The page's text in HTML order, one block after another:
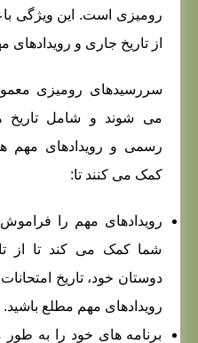
رومیزی است. این ویژگی
از تاریخ جاری و رویدادهای
سررسیدهای رومیزی
می شوند و شامل تاریخ
رسمی و رویدادهای مهم
کمک می کنند تا:
رویدادهای مهم را
شما کمک می کند تا از
دوستان خود، تاریخ
رویدادهای مهم مطلع باشید.
برنامه های خود را به